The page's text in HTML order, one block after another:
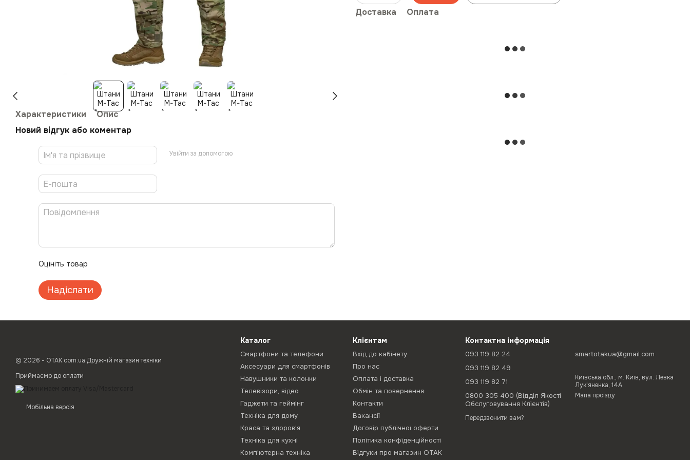
Характеристики
Опис
Новий відгук або коментар
Увійти за допомогою
Оцініть товар
Надіслати
Доставка Оплата
© 2026 - ОТАК.com.ua Дружній магазин техніки
Приймаємо до оплати
Мобільна версія
Каталог
Смартфони та телефони
Аксесуари для смартфонів
Навушники та колонки
Телевізори, відео
Гаджети та геймінг
Техніка для дому
Краса та здоров'я
Техніка для кухні
Комп'ютерна техніка
Клієнтам
Вхід до кабінету
Про нас
Оплата і доставка
Обмін та повернення
Контакти
Вакансії
Договір публічної оферти
Політика конфіденційності
Відгуки про магазин ОТАК
Контактна інформація
093 119 82 24
093 119 82 49
093 119 82 71
0800 305 400 (Відділ Якості
Обслуговування Клієнтів)
Передзвонити вам?
smartotakua@gmail.com
Київська обл., м. Київ, вул. Левка
Лук'яненка, 14А
Мапа проїзду